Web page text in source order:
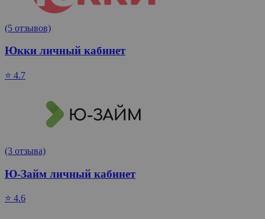
(5 отзывов)
Юкки личный кабинет
⭐ 4.7
(3 отзыва)
Ю-Займ личный кабинет
⭐ 4.6